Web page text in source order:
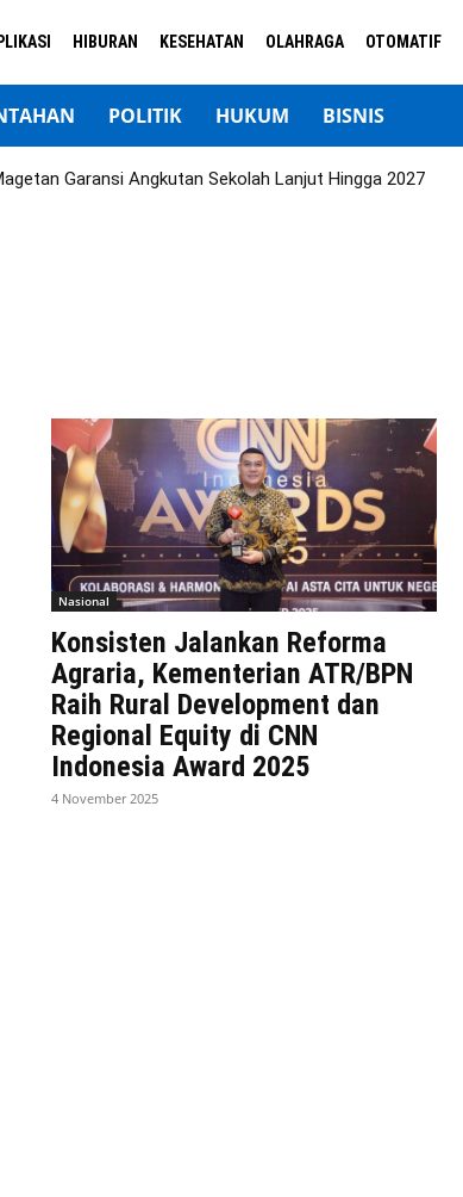
HIBURAN KESEHATAN OLAHRAGA OTOMATIF
POLITIK HUKUM BISNIS
Garansi Angkutan Sekolah Lanjut Hingga 2027
Nasional
Konsisten Jalankan Reforma
Agraria, Kementerian ATR/BPN
Raih Rural Development dan
Regional Equity di CNN
Indonesia Award 2025
4 November 2025